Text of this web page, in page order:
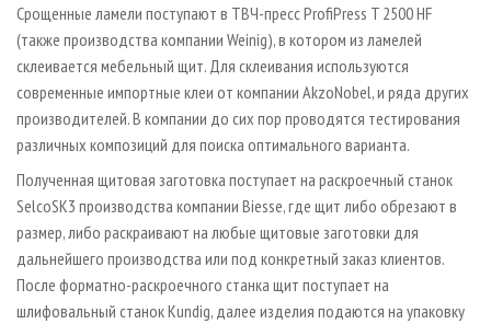
Срощенные ламели поступают в ТВЧ-пресс ProfiPress T 2500 HF
(также производства компании Weinig), в котором из ламелей
склеивается мебельный щит. Для склеивания используются
современные импортные клеи от компании AkzoNobel, и ряда других
производителей. В компании до сих пор проводятся тестирования
различных композиций для поиска оптимального варианта.
Полученная щитовая заготовка поступает на раскроечный станок
SelcoSK3 производства компании Biesse, где щит либо обрезают в
размер, либо раскраивают на любые щитовые заготовки для
дальнейшего производства или под конкретный заказ клиентов.
После форматно-раскроечного станка щит поступает на
шлифовальный станок Kundig, далее изделия подаются на упаковку